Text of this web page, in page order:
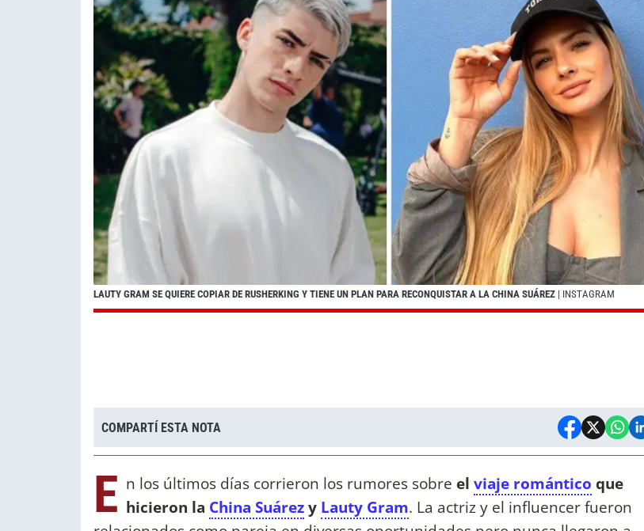
LAUTY GRAM SE QUIERE COPIAR DE RUSHERKING Y TIENE UN PLAN PARA RECONQUISTAR A LA CHINA SUÁREZ | INSTAGRAM
COMPARTÍ ESTA NOTA
E n los últimos días corrieron los rumores sobre el viaje romántico que
hicieron la China Suárezy Lauty Gram. La actriz y el influencer fueron